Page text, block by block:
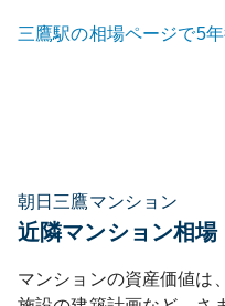
三鷹駅の相場ページで5
朝日三鷹マンション
近隣マンション相場
マンションの資産価値は